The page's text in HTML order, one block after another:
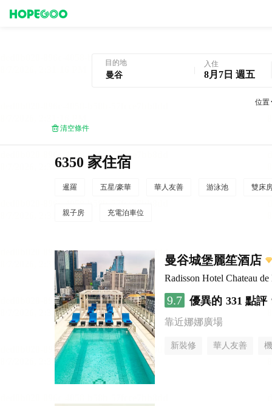
目的地 入住
8月7日 週五
位置
清空條件
6350 家住宿
暹羅 五星/豪華 華人友善 游泳池 雙床
親子房 充電泊車位
曼谷城堡麗笙酒店
Radisson Hotel Chateau
9.7 優異的 331 點評
靠近娜娜廣場
新裝修 華人友善